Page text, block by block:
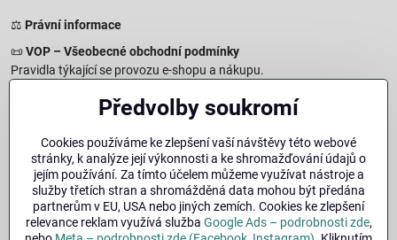
⚖️ Právní informace
📜VOP – Všeobecné obchodní podmínky
Pravidla týkající se provozu e-shopu a nákupu.
Zásady zpracování osobních údajů
Jak chráníme a zpracováváme vaše osobní údaje.
Informace o cookies
Informace o používaných cookies a zpracování údajů na webu.
Právo na odstoupení – 14denní vrácení
Postup a podmínky odstoupení od nákupu.
Impresum
Předvolby soukromí
Cookies používáme ke zlepšení vaší návštěvy této webové
stránky, k analýze její výkonnosti a ke shromažďování údajů o
jejím používání. Za tímto účelem můžeme využívat nástroje a
služby třetích stran a shromážděná data mohou být předána
partnerům v EU, USA nebo jiných zemích. Cookies ke zlepšení
relevance reklam využívá služba Google Ads – podrobnosti zde,